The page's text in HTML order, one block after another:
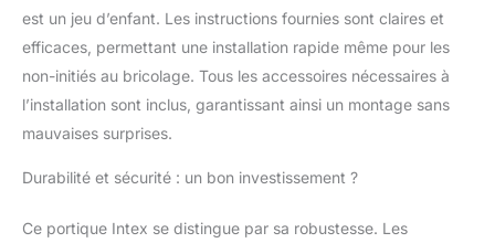
est un jeu d’enfant. Les instructions fournies sont claires et
efficaces, permettant une installation rapide même pour les
non-initiés au bricolage. Tous les accessoires nécessaires à
l’installation sont inclus, garantissant ainsi un montage sans
mauvaises surprises.
Durabilité et sécurité : un bon investissement ?
Ce portique Intex se distingue par sa robustesse. Les